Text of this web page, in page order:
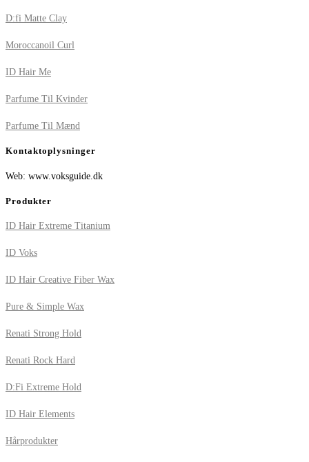
D:fi Matte Clay
Moroccanoil Curl
ID Hair Me
Parfume Til Kvinder
Parfume Til Mænd
Kontaktoplysninger
Web: www.voksguide.dk
Produkter
ID Hair Extreme Titanium
ID Voks
ID Hair Creative Fiber Wax
Pure & Simple Wax
Renati Strong Hold
Renati Rock Hard
D:Fi Extreme Hold
ID Hair Elements
Hårprodukter